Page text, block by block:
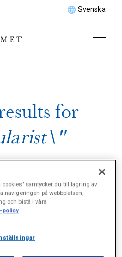
Svenska
for
cookies" samtycker du till lagring av
navigeringen på webbplatsen,
och bistå i våra
policy